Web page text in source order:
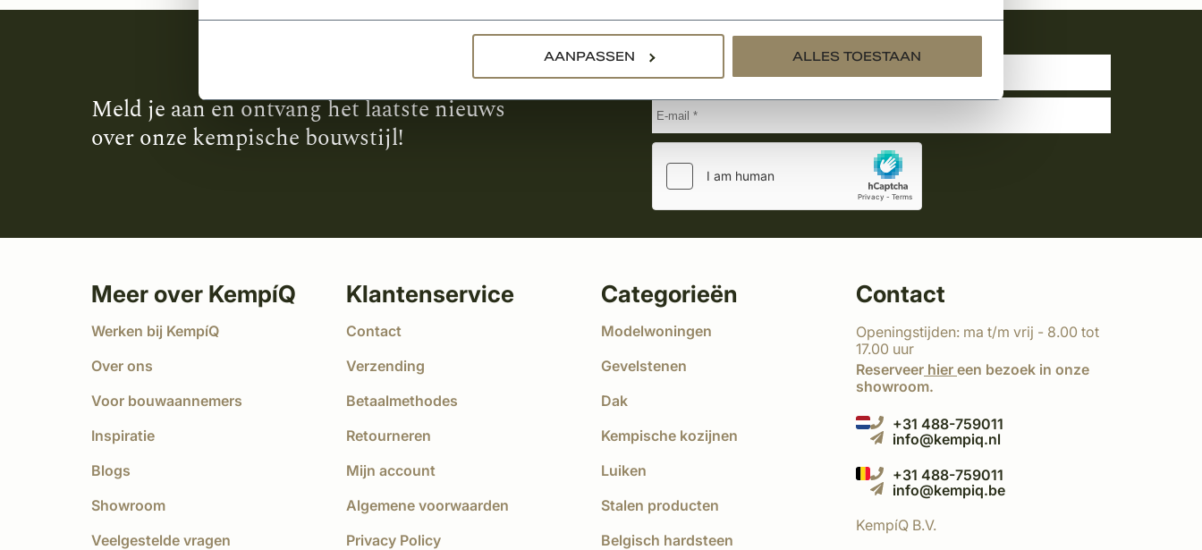
AANPASSEN ALLES TOESTAAN
Meld je aan en ontvang het laatste nieuws
over onze kempische bouwstijl!
Meer over KempíQ
Werken bij KempíQ
Over ons
Voor bouwaannemers
Inspiratie
Blogs
Showroom
Veelgestelde vragen
Klantenservice
Contact
Verzending
Betaalmethodes
Retourneren
Mijn account
Algemene voorwaarden
Privacy Policy
Categorieën
Modelwoningen
Gevelstenen
Dak
Kempische kozijnen
Luiken
Stalen producten
Belgisch hardsteen
Contact
Openingstijden: ma t/m vrij - 8.00 tot
17.00 uur
Reserveer hier een bezoek in onze
showroom.
+31 488-759011
info@kempiq.nl
+31 488-759011
info@kempiq.be
KempíQ B.V.